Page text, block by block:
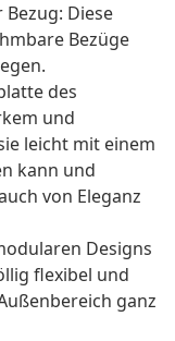
Diese
Bezüge
des
und
leicht mit einem
kann und
von Eleganz
Designs
flexibel und
ganz